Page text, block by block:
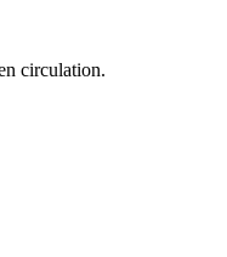
circulation.